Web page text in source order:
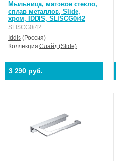
Мыльница, матовое стекло,
сплав металлов, Slide,
хром, IDDIS, SLISCG0i42
SLISCG0i42
Iddis (Россия)
Коллекция Слайд (Slide)
3 290 руб.